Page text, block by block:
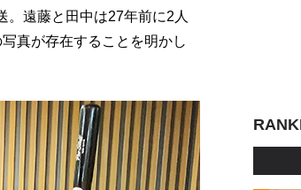
。遠藤と田中は27年前に2人
真が存在することを明かし